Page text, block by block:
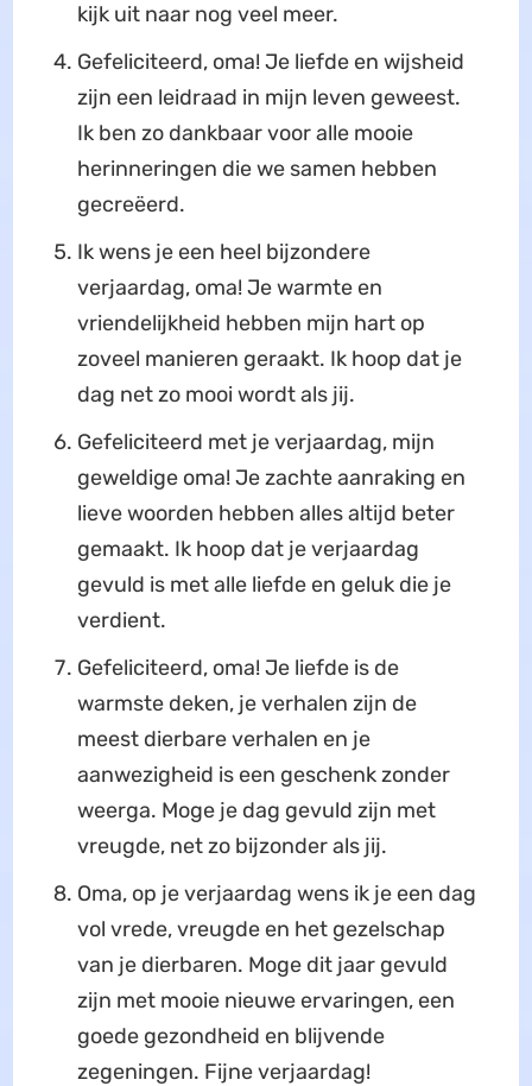
kijk uit naar nog veel meer.
Gefeliciteerd, oma! Je liefde en wijsheid
zijn een leidraad in mijn leven geweest.
Ik ben zo dankbaar voor alle mooie
herinneringen die we samen hebben
gecreëerd.
Ik wens je een heel bijzondere
verjaardag, oma! Je warmte en
vriendelijkheid hebben mijn hart op
zoveel manieren geraakt. Ik hoop dat je
dag net zo mooi wordt als jij.
Gefeliciteerd met je verjaardag, mijn
geweldige oma! Je zachte aanraking en
lieve woorden hebben alles altijd beter
gemaakt. Ik hoop dat je verjaardag
gevuld is met alle liefde en geluk die je
verdient.
Gefeliciteerd, oma! Je liefde is de
warmste deken, je verhalen zijn de
meest dierbare verhalen en je
aanwezigheid is een geschenk zonder
weerga. Moge je dag gevuld zijn met
vreugde, net zo bijzonder als jij.
Oma, op je verjaardag wens ik je een dag
vol vrede, vreugde en het gezelschap
van je dierbaren. Moge dit jaar gevuld
zijn met mooie nieuwe ervaringen, een
goede gezondheid en blijvende
zegeningen. Fijne verjaardag!